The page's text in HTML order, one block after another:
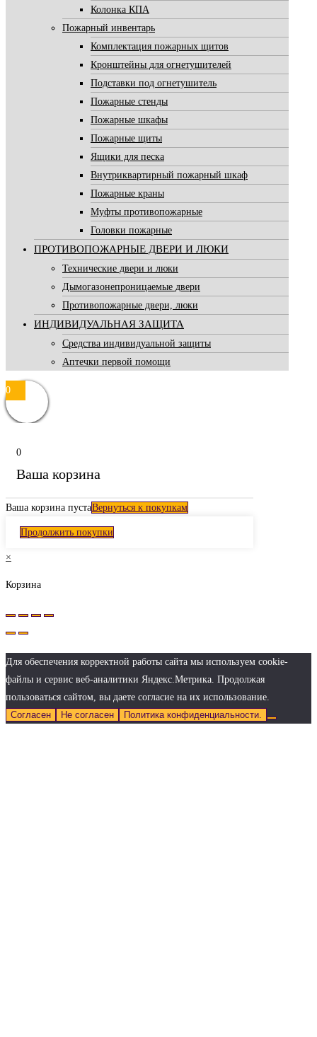
Колонка КПА
Пожарный инвентарь
Комплектация пожарных щитов
Кронштейны для огнетушителей
Подставки под огнетушитель
Пожарные стенды
Пожарные шкафы
Пожарные щиты
Ящики для песка
Внутриквартирный пожарный шкаф
Пожарные краны
Муфты противопожарные
Головки пожарные
ПРОТИВОПОЖАРНЫЕ ДВЕРИ И ЛЮКИ
Технические двери и люки
Дымогазонепроницаемые двери
Противопожарные двери, люки
ИНДИВИДУАЛЬНАЯ ЗАЩИТА
Средства индивидуальной защиты
Аптечки первой помощи
0
0
Ваша корзина
Ваша корзина пустаВернуться к покупкам
Продолжить покупки
×
Корзина
Для обеспечения корректной работы сайта мы используем cookie-
файлы и сервис веб-аналитики Яндекс.Метрика. Продолжая
пользоваться сайтом, вы даете согласие на их использование.
Согласен
Не согласен Политика конфиденциальности.